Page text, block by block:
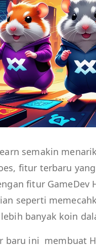
semakin
fitur terbaru
fitur GameDev
seperti
banyak koin
baru ini membuat